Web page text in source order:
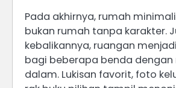
Pada akhirnya, rumah
bukan rumah tanpa karakter.
kebalikannya, ruangan
bagi beberapa benda dengan
dalam. Lukisan favorit, foto